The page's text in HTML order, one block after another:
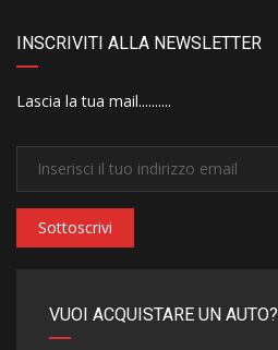
INSCRIVITI ALLA NEWSLETTER
Lascia la tua mail..........
Sottoscrivi
VUOI ACQUISTARE UN AUTO?